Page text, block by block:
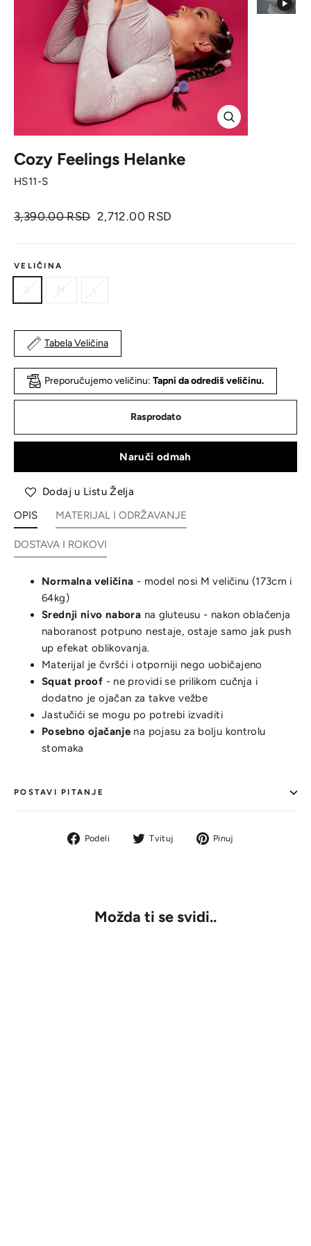
Zatvori
Cozy Feelings Helanke
HS11-S
Originalna
3,390.00 RSD Cena
2,712.00 RSD
VELIČINA
S M L
Tabela Veličina
Preporučujemo veličinu: Tapni da odrediš veličinu.
Rasprodato
Naruči odmah
Dodaj u Listu Želja
OPIS
Normalna veličina - model nosi M veličinu (173cm i
64kg)
Srednji nivo nabora na gluteusu - nakon oblačenja
naboranost potpuno nestaje, ostaje samo jak push
up efekat oblikovanja.
Materijal je čvršći i otporniji nego uobičajeno
Squat proof - ne providi se prilikom cučnja i
dodatno je ojačan za takve vežbe
Jastučići se mogu po potrebi izvaditi
Posebno ojačanje na pojasu za bolju kontrolu
stomaka
MATERIJAL I ODRŽAVANJE
DOSTAVA I ROKOVI
POSTAVI PITANJE
Podeli
Podeli Tvituj
Tvit
Pinuj
Možda ti se svidi..